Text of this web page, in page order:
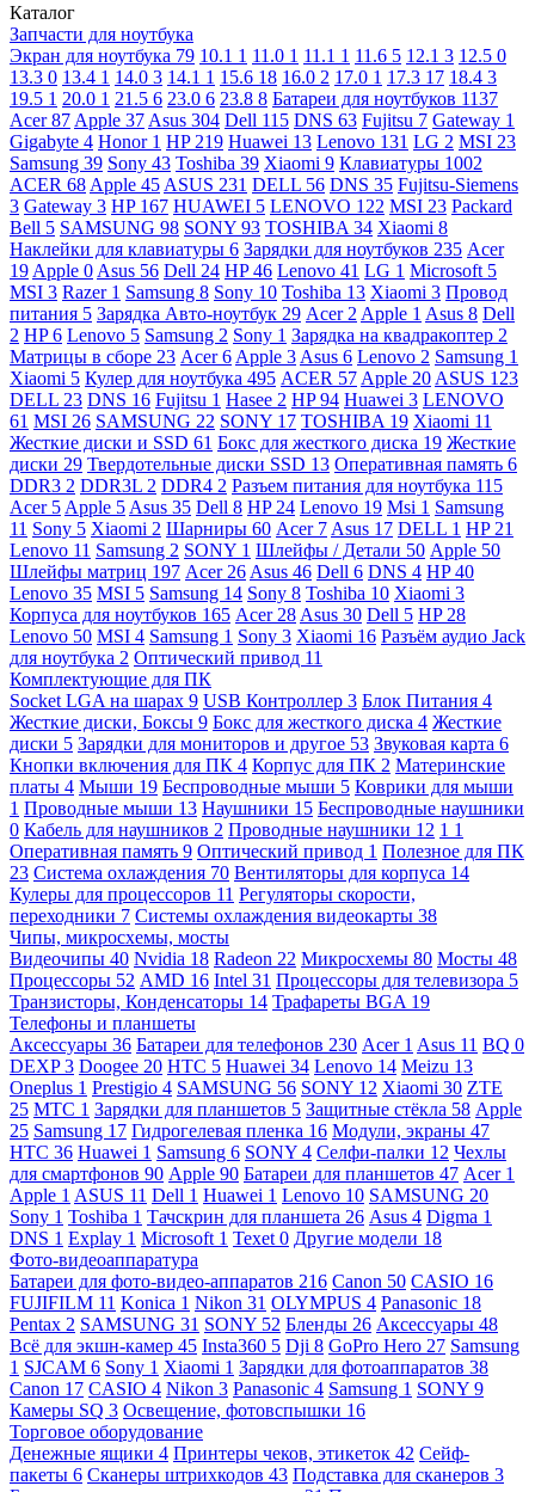
Каталог
Запчасти для ноутбука
Экран для ноутбука 79 10.1 1 11.0 1 11.1 1 11.6 5 12.1 3 12.5 0
13.3 0 13.4 1 14.0 3 14.1 1 15.6 18 16.0 2 17.0 1 17.3 17 18.4 3
19.5 1 20.0 1 21.5 6 23.0 6 23.8 8 Батареи для ноутбуков 1137
Acer87 Apple 37 Asus 304 Dell 115 DNS 63 Fujitsu 7 Gateway 1
Gigabyte 4 Honor 1 HP 219 Huawei 13 Lenovo 131 LG 2 MSI 23
Samsung 39 Sony 43 Toshiba 39 Xiaomi 9 Клавиатуры 1002
ACER 68 Apple 45 ASUS 231 DELL 56 DNS 35 Fujitsu-Siemens
3 Gateway 3 HP 167 HUAWEI 5 LENOVO 122 MSI 23 Packard
Bell 5 SAMSUNG 98 SONY 93 TOSHIBA 34 Xiaomi 8
Наклейки для клавиатуры 6 Зарядки для ноутбуков 235 Acer
19 Apple 0 Asus 56 Dell 24 HP46 Lenovo 41 LG 1 Microsoft 5
MSI 3 Razer 1 Samsung 8 Sony 10 Toshiba 13 Xiaomi 3 Провод
питания 5 Зарядка Авто-ноутбук 29 Acer 2 Apple 1 Asus 8 Dell
2 HP6 Lenovo 5 Samsung 2 Sony 1 Зарядка на квадракоптер 2
Матрицы в сборе 23 Acer6 Apple 3 Asus 6 Lenovo 2 Samsung 1
Xiaomi 5 Кулер для ноутбука 495 ACER 57 Apple 20 ASUS 123
DELL 23 DNS 16 Fujitsu 1 Hasee 2 HP94 Huawei 3 LENOVO
61 MSI 26 SAMSUNG 22 SONY 17 TOSHIBA 19 Xiaomi 11
Жесткие диски и SSD 61 Бокс для жесткого диска 19 Жесткие
диски 29 Твердотельные диски SSD 13 Оперативная память 6
DDR3 2 DDR3L 2 DDR4 2 Разъем питания для ноутбука 115
Acer 5 Apple 5 Asus 35 Dell 8 HP 24 Lenovo 19 Msi 1 Samsung
11 Sony 5 Xiaomi 2 Шарниры 60 Acer 7 Asus 17 DELL 1 HP 21
Lenovo 11 Samsung 2 SONY 1 Шлейфы / Детали 50 Apple 50
Шлейфы матриц 197 Acer 26 Asus 46 Dell 6 DNS 4 HP40
Lenovo 35 MSI 5 Samsung 14 Sony 8 Toshiba 10 Xiaomi 3
Корпуса для ноутбуков 165 Acer 28 Asus 30 Dell 5 HP 28
Lenovo 50 MSI 4 Samsung 1 Sony 3 Xiaomi 16 Разъём аудио Jack
для ноутбука 2 Оптический привод 11
Комплектующие для ПК
Socket LGA на шарах 9 USB Контроллер 3 Блок Питания 4
Жесткие диски, Боксы 9 Бокс для жесткого диска 4 Жесткие
диски 5 Зарядки для мониторов и другое 53 Звуковая карта 6
Кнопки включения для ПК 4 Корпус для ПК 2 Материнские
платы 4 Мыши 19 Беспроводные мыши 5 Коврики для мыши
1 Проводные мыши 13 Наушники 15 Беспроводные наушники
0 Кабель для наушников 2 Проводные наушники 12 1 1
Оперативная память 9 Оптический привод 1 Полезное для ПК
23 Система охлаждения 70 Вентиляторы для корпуса 14
Кулеры для процессоров 11 Регуляторы скорости,
переходники 7 Системы охлаждения видеокарты 38
Чипы, микросхемы, мосты
Видеочипы 40 Nvidia 18 Radeon 22 Микросхемы 80 Мосты 48
Процессоры 52 AMD 16 Intel 31 Процессоры для телевизора 5
Транзисторы, Конденсаторы 14 Трафареты BGA 19
Телефоны и планшеты
Аксессуары 36 Батареи для телефонов 230 Acer 1 Asus 11 BQ 0
DEXP3 Doogee 20 HTC 5 Huawei 34 Lenovo 14 Meizu 13
Oneplus 1 Prestigio 4 SAMSUNG 56 SONY 12 Xiaomi 30 ZTE
25 МТС 1 Зарядки для планшетов 5 Защитные стёкла 58 Apple
25 Samsung 17 Гидрогелевая пленка 16 Модули, экраны 47
HTC 36 Huawei 1 Samsung 6 SONY 4 Селфи-палки 12 Чехлы
для смартфонов 90 Apple 90 Батареи для планшетов 47 Acer 1
Apple 1 ASUS 11 Dell 1 Huawei 1 Lenovo 10 SAMSUNG 20
Sony 1 Toshiba 1 Тачскрин для планшета 26 Asus 4 Digma 1
DNS 1 Explay 1 Microsoft 1 Texet 0 Другие модели 18
Фото-видеоаппаратура
Батареи для фото-видео-аппаратов 216 Canon 50 CASIO 16
FUJIFILM 11 Konica 1 Nikon 31 OLYMPUS 4 Panasonic 18
Pentax 2 SAMSUNG 31 SONY 52 Бленды 26 Аксессуары 48
Всё для экшн-камер 45 Insta360 5 Dji 8 GoPro Hero 27 Samsung
1 SJCAM 6 Sony 1 Xiaomi 1 Зарядки для фотоаппаратов 38
Canon 17 CASIO 4 Nikon 3 Panasonic 4 Samsung 1 SONY 9
Камеры SQ 3 Освещение, фотовспышки 16
Торговое оборудование
Денежные ящики 4 Принтеры чеков, этикеток 42 Сейф-
пакеты 6 Сканеры штрихкодов 43 Подставка для сканеров 3